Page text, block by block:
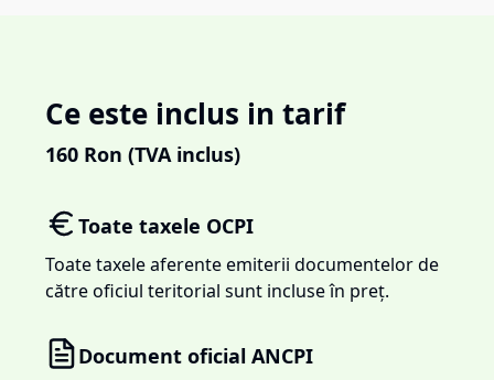
Ce este inclus in tarif
160 Ron (TVA inclus)
Toate taxele OCPI
Toate taxele aferente emiterii documentelor de
către oficiul teritorial sunt incluse în preț.
Document oficial ANCPI